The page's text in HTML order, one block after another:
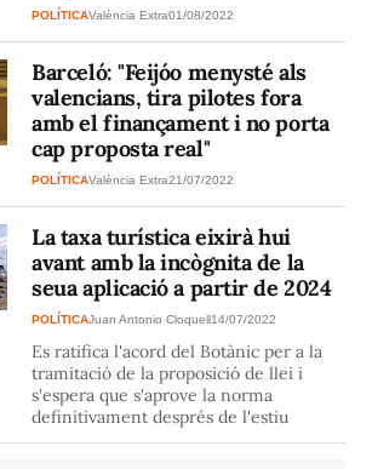
POLÍTICAValència Extra01/08/2022
Barceló: "Feijóo menysté als
valencians, tira pilotes fora
amb el finançament i no porta
cap proposta real"
POLÍTICAValència Extra21/07/2022
La taxa turística eixirà hui
avant amb la incògnita de la
seua aplicació a partir de 2024
POLÍTICAJuan Antonio Cloquell14/07/2022
Es ratifica l'acord del Botànic per a la
tramitació de la proposició de llei i
s'espera que s'aprove la norma
definitivament després de l'estiu